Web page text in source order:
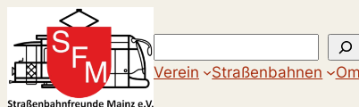
Inhalt
springen
Verein
Straßenbahnen